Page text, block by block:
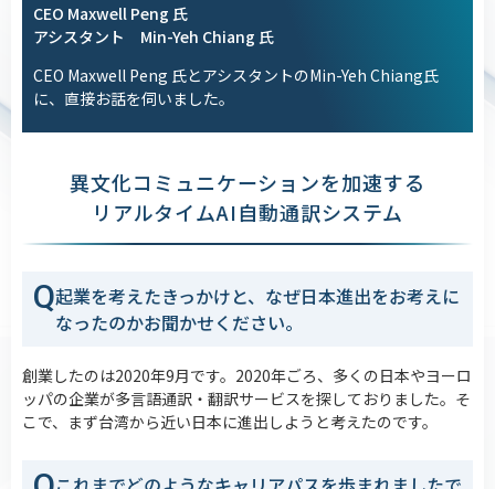
CEO Maxwell Peng 氏
アシスタント Min-Yeh Chiang 氏
CEO Maxwell Peng 氏とアシスタントのMin-Yeh Chiang氏
に、直接お話を伺いました。
異文化コミュニケーションを加速する
リアルタイムAI自動通訳システム
Q起業を考えたきっかけと、なぜ日本進出をお考えに
なったのかお聞かせください。
創業したのは2020年9月です。2020年ごろ、多くの日本やヨーロ
ッパの企業が多言語通訳・翻訳サービスを探しておりました。そ
こで、まず台湾から近い日本に進出しようと考えたのです。